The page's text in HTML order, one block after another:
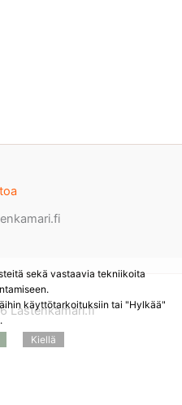
Lastenkamari.fi
sekä vastaavia tekniikoita
käyttötarkoituksiin tai "Hylkää"
Kiellä